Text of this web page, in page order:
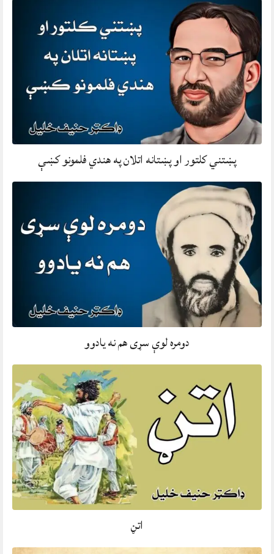
پښتني کلتور او پښتانه اتلان په هندي فلمونو کښې
دومره لوې سړی هم نه يادوو
اتڼ